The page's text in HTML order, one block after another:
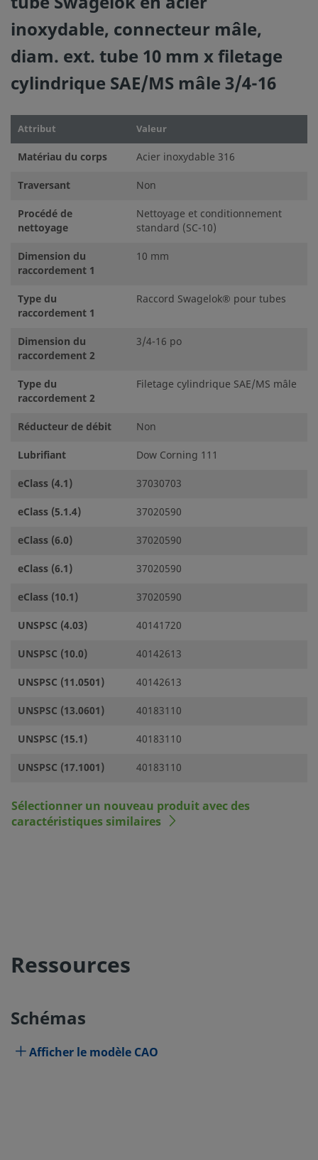
inoxydable, connecteur mâle,
diam. ext. tube 10 mm x filetage
cylindrique SAE/MS mâle 3/4-16
Attribut Valeur
Matériau du corps
Acier inoxydable 316
Traversant
Non
Procédé de
nettoyage
Nettoyage et conditionnement
standard (SC-10)
Dimension du
raccordement 1
10 mm
Type du
raccordement 1
Raccord Swagelok® pour tubes
Dimension du
raccordement 2
3/4-16 po
Type du
raccordement 2
Filetage cylindrique SAE/MS mâle
Réducteur de débit
Non
Lubrifiant
Dow Corning 111
eClass (4.1)
37030703
eClass (5.1.4)
37020590
eClass (6.0)
37020590
eClass (6.1)
37020590
eClass (10.1)
37020590
UNSPSC (4.03)
40141720
UNSPSC (10.0)
40142613
UNSPSC (11.0501)
40142613
UNSPSC (13.0601)
40183110
UNSPSC (15.1)
40183110
UNSPSC (17.1001)
40183110
Sélectionner un nouveau produit avec des
caractéristiques similaires
Ressources
Schémas
Afficher le modèle CAO